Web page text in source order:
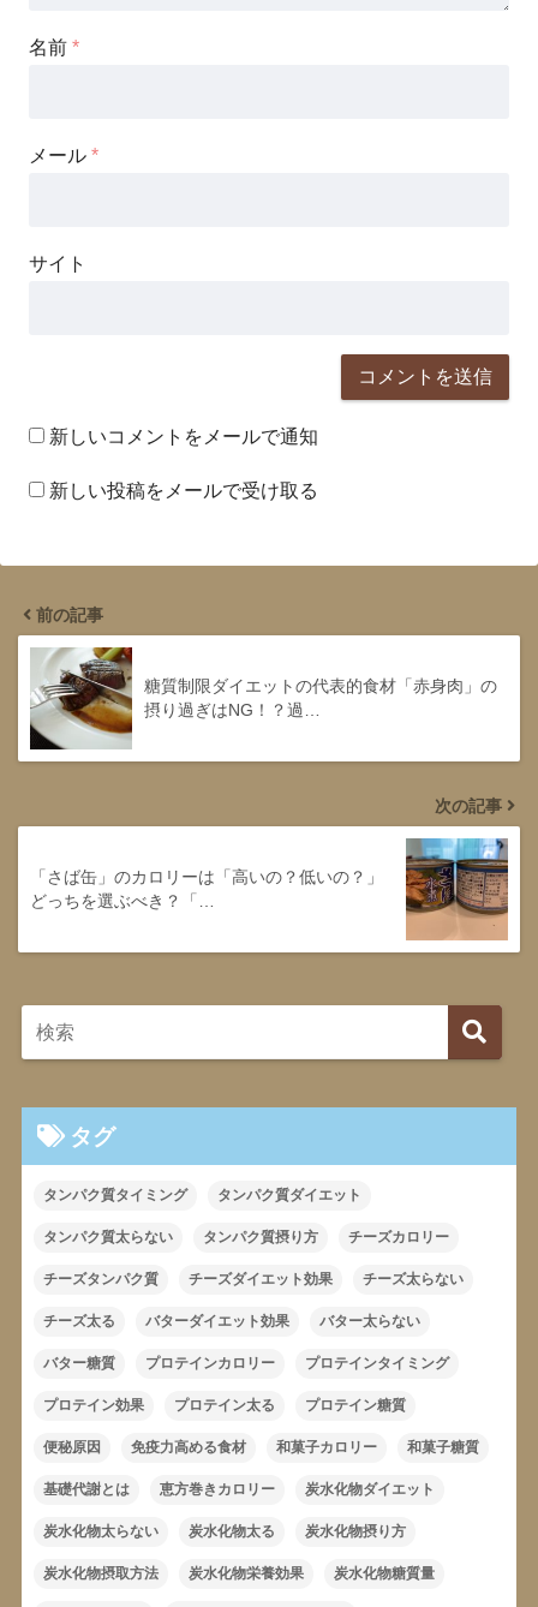
名前 *
メール *
サイト
新しいコメントをメールで通知
新しい投稿をメールで受け取る
前の記事
糖質制限ダイエットの代表的食材「赤身肉」の
摂り過ぎはNG！？過…
次の記事
「さば缶」のカロリーは「高いの？低いの？」
どっちを選ぶべき？「…
タグ
タンパク質タイミング タンパク質ダイエット
タンパク質太らない タンパク質摂り方 チーズカロリー
チーズタンパク質 チーズダイエット効果 チーズ太らない
チーズ太る バターダイエット効果 バター太らない
バター糖質 プロテインカロリー プロテインタイミング
プロテイン効果 プロテイン太る プロテイン糖質
便秘原因 免疫力高める食材 和菓子カロリー 和菓子糖質
基礎代謝とは 恵方巻きカロリー 炭水化物ダイエット
炭水化物太らない 炭水化物太る 炭水化物摂り方
炭水化物摂取方法 炭水化物栄養効果 炭水化物糖質量